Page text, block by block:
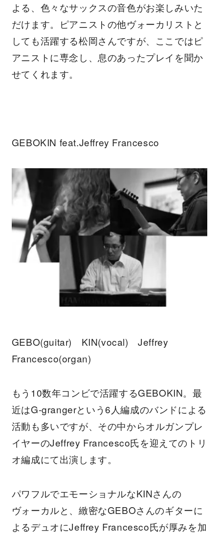
よる、色々なサックスの音色がお楽しみいた
だけます。ピアニストの他ヴォーカリストと
しても活躍する松岡さんですが、ここではピ
アニストに専念し、息のあったプレイを聞か
せてくれます。
GEBOKIN feat.Jeffrey Francesco
GEBO(guitar) KIN(vocal) Jeffrey
Francesco(organ)
もう10数年コンビで活躍するGEBOKIN。最
近はG-grangerという6人編成のバンドによる
活動も多いですが、その中からオルガンプレ
イヤーのJeffrey Francesco氏を迎えてのトリ
オ編成にて出演します。
パワフルでエモーショナルなKINさんの
ヴォーカルと、緻密なGEBOさんのギターに
よるデュオにJeffrey Francesco氏が厚みを加